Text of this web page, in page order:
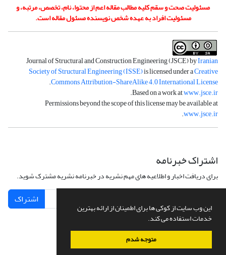
این وب سایت از کوکی ها برای اطمینان از ارائه بهترین
خدمات استفاده می کند.
متوجه شدم
مسئولیت صحت و سقم کلیه مطالب مقاله اعم از محتوا، نام، تخصص، مرتبه، و
مسئولیت افراد به عهده شخص نویسنده مسئول مقاله است.
Journal of Structural and Construction Engineering (JSCE) byIranian
Society of Structural Engineering (ISSE)is licensed under aCreative
Commons Attribution-ShareAlike 4.0 International License
.
Based on a work atwww.jsce.ir
.
Permissions beyond the scope of this license may be available at
www.jsce.ir
.
اشتراک خبرنامه
برای دریافت اخبار و اطلاعیه های مهم نشریه در خبرنامه نشریه مشترک شوید.
اشتراک
سامانه مدیریت نشریات علمی.طراحی و پیاده سازی ازسیناوب